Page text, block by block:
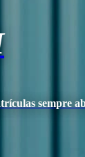
sempre